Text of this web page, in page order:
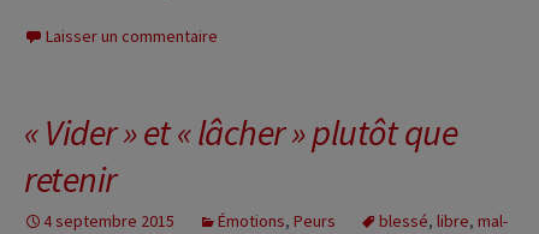
Laisser un commentaire
« Vider » et « lâcher » plutôt que
retenir
4 septembre 2015 Émotions, Peurs blessé, libre, mal-